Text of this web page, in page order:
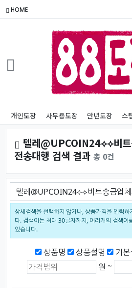
HOME
개인도장 사무용도장 만년도장 스
텔레@UPCOIN24⟡⟡비트
전송대행 검색 결과 총 0건
검색어
상세검색을 선택하지 않거나, 상품가격을 입력하
다. 검색어는 최대 30글자까지, 여러개의 검색어
있습니다.
검색범위
상품명 상품설명 기
상품가격 (원)
최소 가격 원 ~